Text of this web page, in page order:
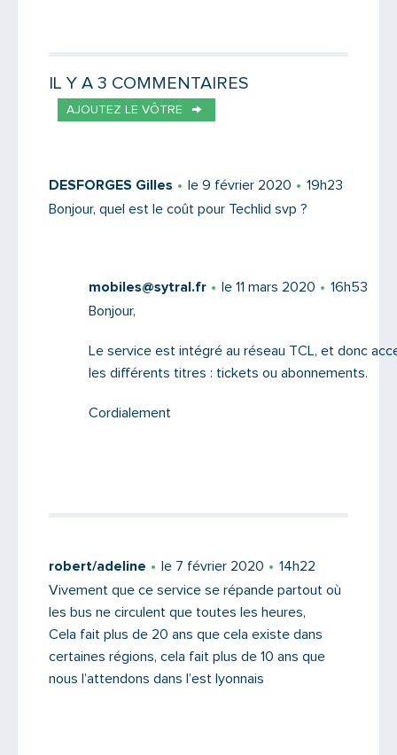
PARTAGER
IL Y A 3 COMMENTAIRES
AJOUTEZ LE VÔTRE
DESFORGES Gilles le 9 février 2020
19h23
Bonjour, quel est le coût pour Techlid svp ?
mobiles@sytral.fr le 11 mars 2020
16h53
Bonjour,
Le service est intégré au réseau TCL, et donc
les différents titres : tickets ou abonnements.
Cordialement
robert/adeline le 7 février 2020
14h22
Vivement que ce service se répande partout où
les bus ne circulent que toutes les heures,
Cela fait plus de 20 ans que cela existe dans
certaines régions, cela fait plus de 10 ans que
nous l’attendons dans l’est lyonnais